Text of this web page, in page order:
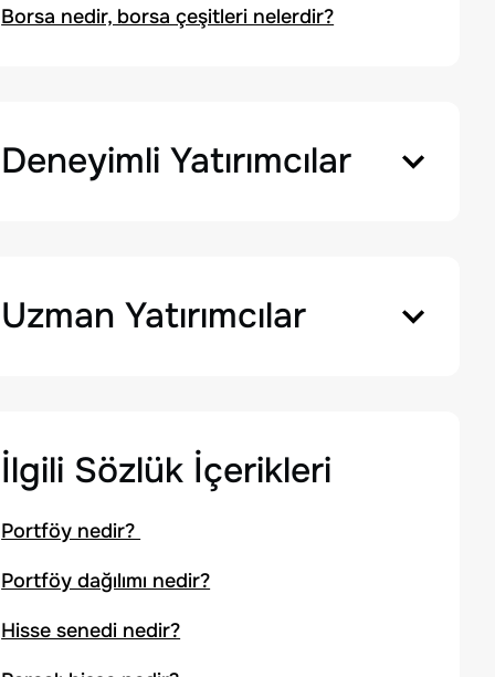
Borsa nedir, borsa çeşitleri nelerdir?
Deneyimli Yatırımcılar
Uzman Yatırımcılar
İlgili Sözlük İçerikleri
Portföy nedir?
Portföy dağılımı nedir?
Hisse senedi nedir?